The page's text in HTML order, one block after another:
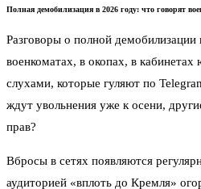
Полная демобилизация в 2026 году: что говорят
Разговоры о полной
военкоматах, в окопах, в
слухами, которые гуляют по
ждут увольнения уже к осени,
прав?
Вбросы в сетях появляются
аудиторией «вплоть до Кремля»